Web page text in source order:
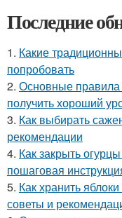
Последние
1. Какие
попробовать
2. Основные
получить хороший
3. Как выбирать
рекомендации
4. Как закрыть
пошаговая
5. Как хранить
советы и